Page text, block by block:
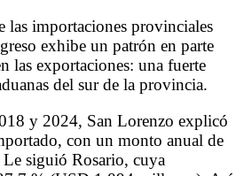
las importaciones provinciales
exhibe un patrón en parte
las exportaciones: una fuerte
del sur de la provincia.
y 2024, San Lorenzo explicó
con un monto anual de
siguió Rosario, cuya